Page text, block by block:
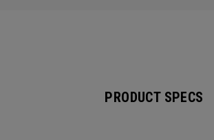
PRODUCT SPECS